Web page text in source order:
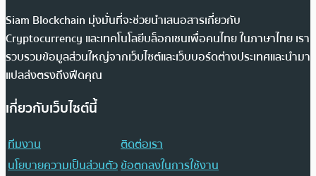
Siam Blockchain มุ่งมั่นที่จะช่วยนำเสนอสารเกี่ยวกับ
Cryptocurrency และเทคโนโลยีบล็อกเชนเพื่อคนไทย ในภาษาไทย เรา
รวบรวมข้อมูลส่วนใหญ่จากเว็บไซต์และเว็บบอร์ดต่างประเทศและนำมา
แปลส่งตรงถึงฟีดคุณ
เกี่ยวกับเว็บไซต์นี้
ทีมงาน
ติดต่อเรา
นโยบายความเป็นส่วนตัวข้อตกลงในการใช้งาน